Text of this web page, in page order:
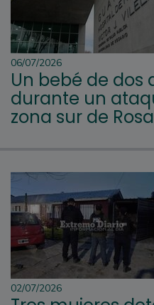
06/07/2026
Un bebé de dos
durante un
zona sur de
02/07/2026